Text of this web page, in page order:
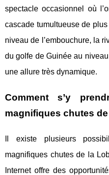
spectacle occasionnel où
cascade tumultueuse de
niveau de l’embouchure, la
du golfe de Guinée au
une allure très dynamique.
Comment s’y
magnifiques chutes
Il existe plusieurs
magnifiques chutes de la
Internet offre des